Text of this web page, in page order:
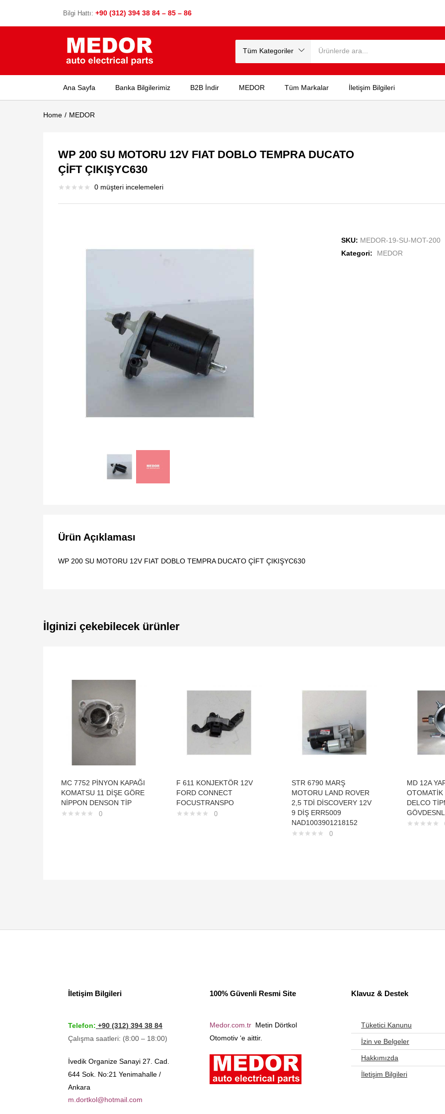
Bilgi Hattı: +90 (312) 394 38 84 – 85 – 86
Tüm Kategoriler
Ana Sayfa Banka Bilgilerimiz B2B İndir MEDOR Tüm Markalar İletişim Bilgileri
Home MEDOR
WP 200 SU MOTORU 12V FIAT DOBLO TEMPRA DUCATO
ÇİFT ÇIKIŞYC630
0 müşteri incelemeleri
SKU: MEDOR-19-SU-MOT-200
Kategori:
MEDOR
Ürün Açıklaması
WP 200 SU MOTORU 12V FIAT DOBLO TEMPRA DUCATO ÇİFT ÇIKIŞYC630
İlginizi çekebilecek ürünler
MC 7752 PİNYON KAPAĞI
KOMATSU 11 DİŞE GÖRE
NİPPON DENSON TİP
0
F 611 KONJEKTÖR 12V
FORD CONNECT
FOCUSTRANSPO
0
STR 6790 MARŞ
MOTORU LAND ROVER
2,5 TDİ DİSCOVERY 12V
9 DİŞ ERR5009
NAD1003901218152
0
MD 12A
DELCO
İletişim Bilgileri
Telefon: +90 (312) 394 38 84
Çalışma saatleri: (8:00 – 18:00)
İvedik Organize Sanayi 27. Cad.
644 Sok. No:21 Yenimahalle /
Ankara
m.dortkol@hotmail.com
100% Güvenli Resmi Site
Medor.com.tr Metin Dörtkol
Otomotiv ‘e aittir.
Klavuz & Destek
Tüketici Kanunu
İzin ve Belgeler
Hakkımızda
İletişim Bilgileri